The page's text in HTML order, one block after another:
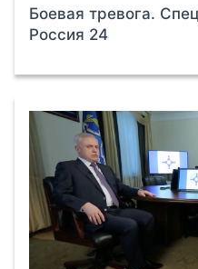
Боевая тревога.
Россия 24